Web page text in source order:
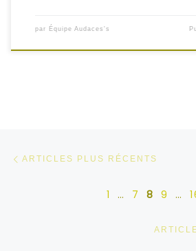
par Équipe Audaces's
Navigation dans les articles
ARTICLES PLUS RÉCENTS
1 … 7 8 9 …